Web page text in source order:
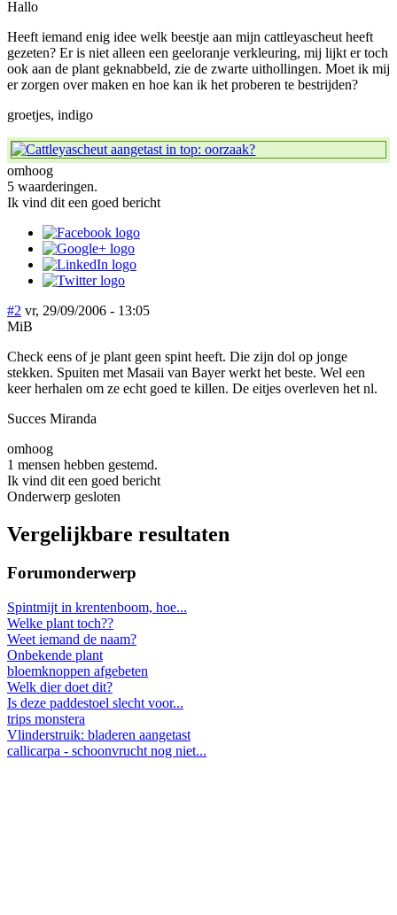
Hallo
Heeft iemand enig idee welk beestje aan mijn cattleyascheut heeft
gezeten? Er is niet alleen een geeloranje verkleuring, mij lijkt er toch
ook aan de plant geknabbeld, zie de zwarte uithollingen. Moet ik mij
er zorgen over maken en hoe kan ik het proberen te bestrijden?
groetjes, indigo
omhoog
5 waarderingen.
Ik vind dit een goed bericht
#2 vr, 29/09/2006 - 13:05
MiB
Check eens of je plant geen spint heeft. Die zijn dol op jonge
stekken. Spuiten met Masaii van Bayer werkt het beste. Wel een
keer herhalen om ze echt goed te killen. De eitjes overleven het nl.
Succes Miranda
omhoog
1 mensen hebben gestemd.
Ik vind dit een goed bericht
Onderwerp gesloten
Vergelijkbare resultaten
Forumonderwerp
Spintmijt in krentenboom, hoe...
Welke plant toch??
Weet iemand de naam?
Onbekende plant
bloemknoppen afgebeten
Welk dier doet dit?
Is deze paddestoel slecht voor...
trips monstera
Vlinderstruik: bladeren aangetast
callicarpa - schoonvrucht nog niet...